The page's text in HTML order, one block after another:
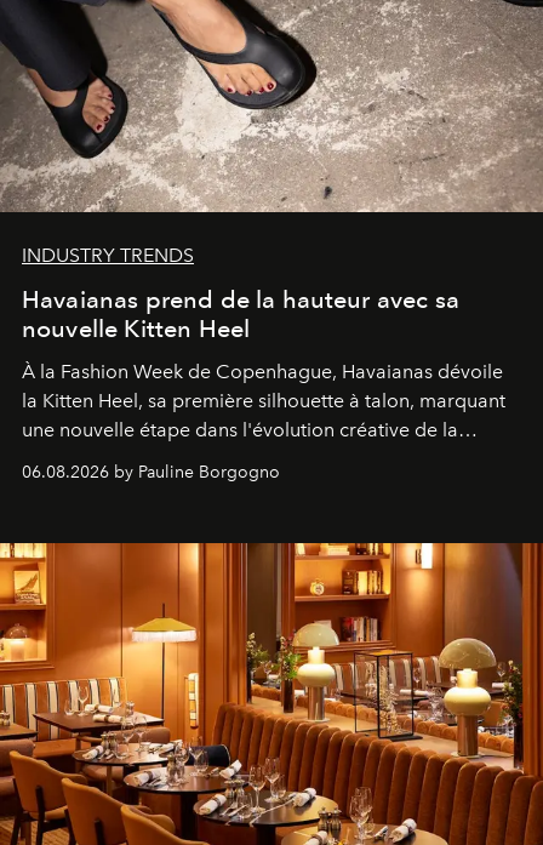
INDUSTRY TRENDS
Havaianas prend de la hauteur avec sa
nouvelle Kitten Heel
À la Fashion Week de Copenhague, Havaianas dévoile
la Kitten Heel, sa première silhouette à talon, marquant
une nouvelle étape dans l'évolution créative de la
06.08.2026 by Pauline Borgogno